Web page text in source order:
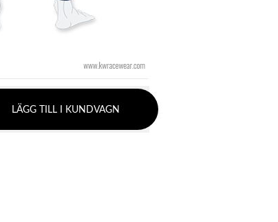
LÄGG TILL I KUNDVAGN